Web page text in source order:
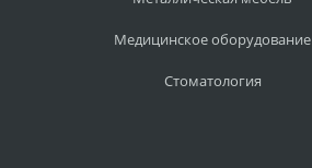
Медицинское оборудование
Стоматология